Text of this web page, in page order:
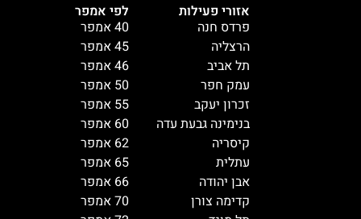
לפי אמפר
40 אמפר
45 אמפר
46 אמפר
50 אמפר
55 אמפר
60 אמפר
62 אמפר
65 אמפר
66 אמפר
70 אמפר
אזורי פעילות
פרדס חנה
הרצליה
תל אביב
עמק חפר
זכרון יעקב
בנימינה גבעת עדה
קיסריה
עתלית
אבן יהודה
קדימה צורן